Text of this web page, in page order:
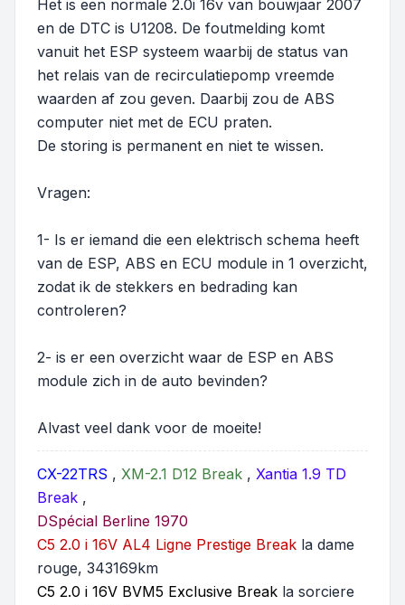
Het is een normale 2.0i 16v van bouwjaar 2007
en de DTC is U1208. De foutmelding komt
vanuit het ESP systeem waarbij de status van
het relais van de recirculatiepomp vreemde
waarden af zou geven. Daarbij zou de ABS
computer niet met de ECU praten.
De storing is permanent en niet te wissen.
Vragen:
1- Is er iemand die een elektrisch schema heeft
van de ESP, ABS en ECU module in 1 overzicht,
zodat ik de stekkers en bedrading kan
controleren?
2- is er een overzicht waar de ESP en ABS
module zich in de auto bevinden?
Alvast veel dank voor de moeite!
CX-22TRS , XM-2.1 D12 Break , Xantia 1.9 TD
Break ,
DSpécial Berline 1970
C5 2.0 i 16V AL4 Ligne Prestige Break la dame
rouge, 343169km
C5 2.0 i 16V BVM5 Exclusive Break la sorciere